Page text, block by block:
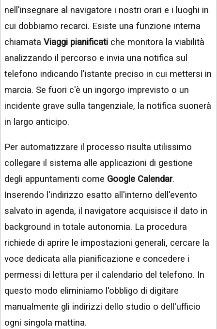
nell'insegnare al navigatore i nostri orari e i luoghi in
cui dobbiamo recarci. Esiste una funzione interna
chiamata Viaggi pianificati che monitora la viabilità
analizzando il percorso e invia una notifica sul
telefono indicando l'istante preciso in cui mettersi in
marcia. Se fuori c'è un ingorgo imprevisto o un
incidente grave sulla tangenziale, la notifica suonerà
in largo anticipo.
Per automatizzare il processo risulta utilissimo
collegare il sistema alle applicazioni di gestione
degli appuntamenti come Google Calendar.
Inserendo l'indirizzo esatto all'interno dell'evento
salvato in agenda, il navigatore acquisisce il dato in
background in totale autonomia. La procedura
richiede di aprire le impostazioni generali, cercare la
voce dedicata alla pianificazione e concedere i
permessi di lettura per il calendario del telefono. In
questo modo eliminiamo l'obbligo di digitare
manualmente gli indirizzi dello studio o dell'ufficio
ogni singola mattina.